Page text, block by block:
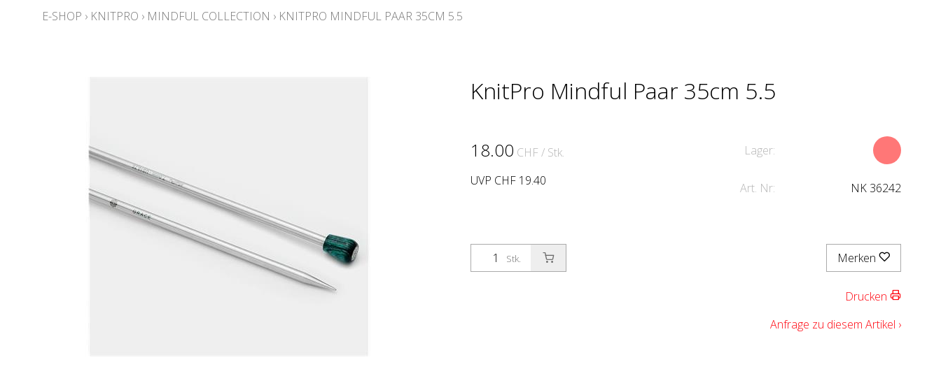
E-SHOP › KNITPRO › MINDFUL COLLECTION › KNITPRO MINDFUL PAAR 35CM 5.5
KnitPro Mindful Paar 35cm 5.5
18.00 CHF / Stk.
UVP CHF 19.40
Lager:
Art. Nr: NK 36242
Stk. Merken
Drucken
Anfrage zu diesem Artikel ›